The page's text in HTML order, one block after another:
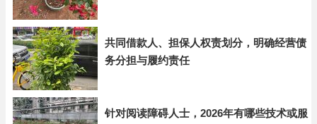
共同借款人、担保人权责划分，明确经营债
务分担与履约责任
针对阅读障碍人士，2026年有哪些技术或服